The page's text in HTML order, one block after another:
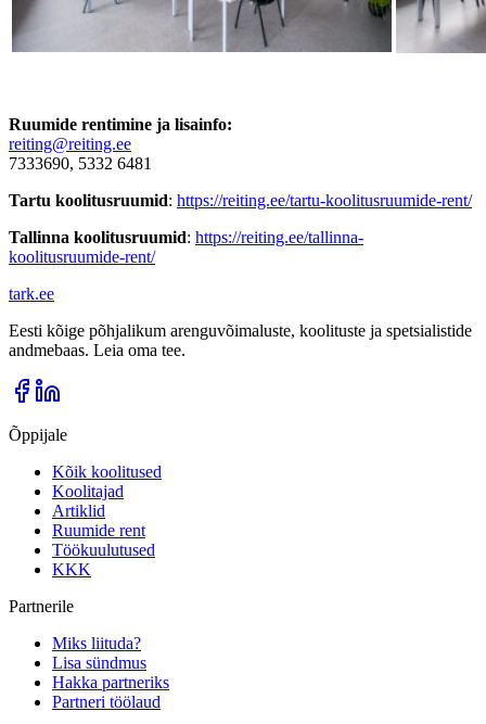
Ruumide rentimine ja lisainfo:
reiting@reiting.ee
7333690, 5332 6481
Tartu koolitusruumid: https://reiting.ee/tartu-koolitusruumide-rent/
Tallinna koolitusruumid: https://reiting.ee/tallinna-
koolitusruumide-rent/
tark.ee
Eesti kõige põhjalikum arenguvõimaluste, koolituste ja spetsialistide
andmebaas. Leia oma tee.
Õppijale
Kõik koolitused
Koolitajad
Artiklid
Ruumide rent
Töökuulutused
KKK
Partnerile
Miks liituda?
Lisa sündmus
Hakka partneriks
Partneri töölaud